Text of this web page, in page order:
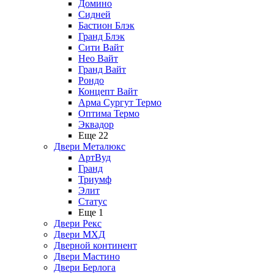
Домино
Сидней
Бастион Блэк
Гранд Блэк
Сити Вайт
Нео Вайт
Гранд Вайт
Рондо
Концепт Вайт
Арма Сургут Термо
Оптима Термо
Эквадор
Еще 22
Двери Металюкс
АртВуд
Гранд
Триумф
Элит
Статус
Еще 1
Двери Рекс
Двери МХД
Дверной континент
Двери Мастино
Двери Берлога